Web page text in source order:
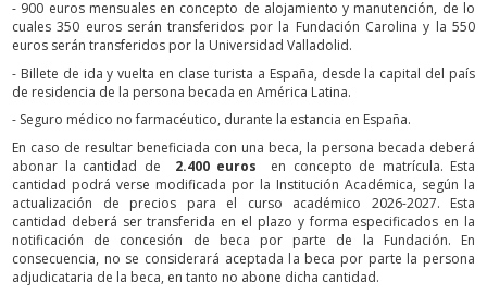
- 900 euros mensuales en concepto de alojamiento y manutención, de lo
cuales 350 euros serán transferidos por la Fundación Carolina y la 550
euros serán transferidos por la Universidad Valladolid.
- Billete de ida y vuelta en clase turista a España, desde la capital del país
de residencia de la persona becada en América Latina.
- Seguro médico no farmacéutico, durante la estancia en España.
En caso de resultar beneficiada con una beca, la persona becada deberá
abonar la cantidad de 2.400 euros en concepto de matrícula. Esta
cantidad podrá verse modificada por la Institución Académica, según la
actualización de precios para el curso académico 2026-2027. Esta
cantidad deberá ser transferida en el plazo y forma especificados en la
notificación de concesión de beca por parte de la Fundación. En
consecuencia, no se considerará aceptada la beca por parte la persona
adjudicataria de la beca, en tanto no abone dicha cantidad.